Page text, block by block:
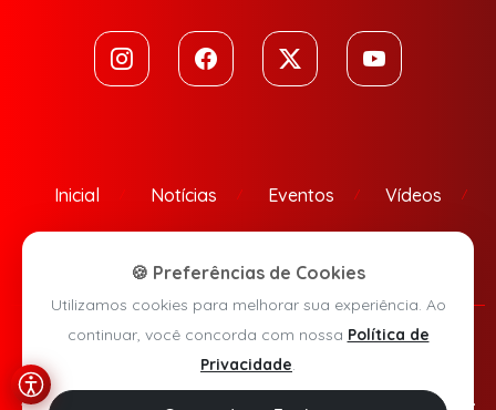
Inicial Notícias Eventos Vídeos
Política de Privacidade
Agora Sudoeste © 2026 - Todos os direitos reservados.
🍪 Preferências de Cookies
Utilizamos cookies para melhorar sua experiência. Ao
continuar, você concorda com nossa Política de
Privacidade.